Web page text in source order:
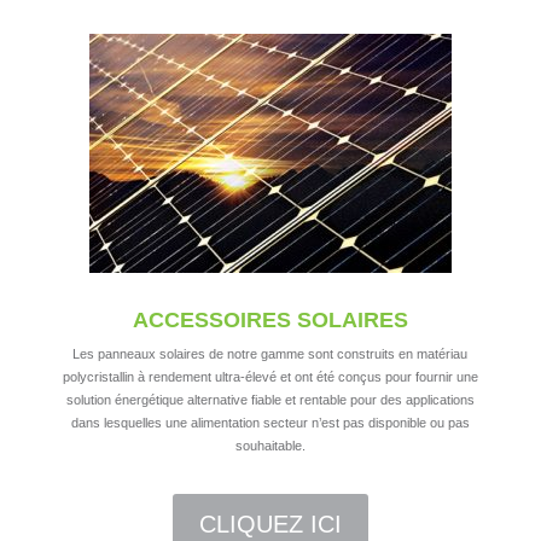
ACCESSOIRES SOLAIRES
Les panneaux solaires de notre gamme sont construits en matériau
polycristallin à rendement ultra-élevé et ont été conçus pour fournir une
solution énergétique alternative fiable et rentable pour des applications
dans lesquelles une alimentation secteur n’est pas disponible ou pas
souhaitable.
CLIQUEZ ICI